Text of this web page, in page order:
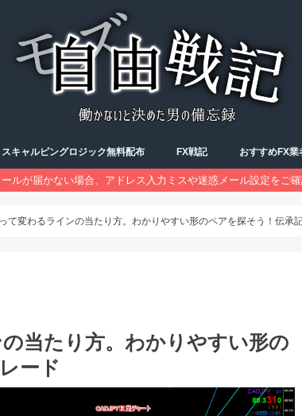
スキャルピングロジック無料配布 FX戦記
FX勉強会
トレード記録
予習復習
おすすめFX業
ルが届かない場合、アドレス入力ミスや迷惑メール設定をご確
て変わるラインの当たり方。わかりやすい形のペアを探そう！伝承
当たり方。わかりやすい形の
ード